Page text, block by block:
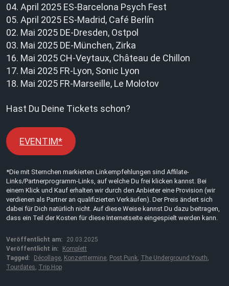
04. April 2025 ES-Barcelona Psych Fest
05. April 2025 ES-Madrid, Café Berlín
02. Mai 2025 DE-Dresden, Ostpol
03. Mai 2025 DE-München, Zirka
16. Mai 2025 CH-Veytaux, Château de Chillon
17. Mai 2025 FR-Lyon, Sonic Lyon
18. Mai 2025 FR-Marseille, Le Molotov
Hast Du Deine Tickets schon?
EVENTIM*
*Die mit Sternchen markierten Linkempfehlungen sind Affilate-
Links/Partnerprogramm-Links, auf welche Du frei klicken kannst. Bei
einem Klick und Kauf erhalten wir durch den Anbieter eine Provision (wir
verdienen als Partner an qualifizierten Verkäufen). Der Preis ändert sich
dabei für Dich natürlich nicht. Auf diese Weise kannst Du dazu beitragen,
dass ein Teil der Kosten für diese Internetseite eingespielt werden kann.
Veröffentlicht am:
20.03.2025
Veröffentlicht in:
Komplett
Tagged:
Décollage, Konzerttermine, Post Punk, The Underground Youth,
Tourdates, Trip Hop